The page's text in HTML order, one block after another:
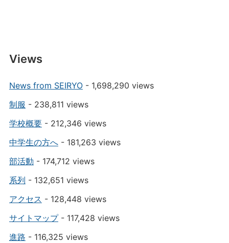
Views
News from SEIRYO- 1,698,290 views
制服 - 238,811 views
学校概要- 212,346 views
中学生の方へ- 181,263 views
部活動 - 174,712 views
系列 - 132,651 views
アクセス - 128,448 views
サイトマップ- 117,428 views
進路 - 116,325 views